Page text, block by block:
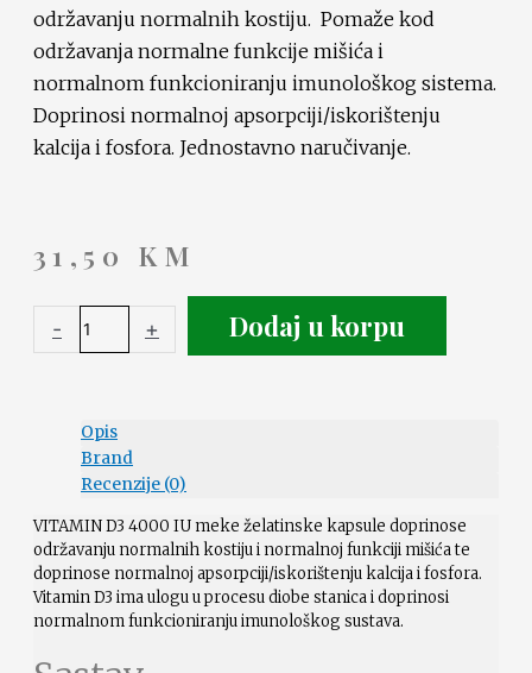
održavanju normalnih kostiju. Pomaže kod
održavanja normalne funkcije mišića i
normalnom funkcioniranju imunološkog sistema.
Doprinosi normalnoj apsorpciji/iskorištenju
kalcija i fosfora. Jednostavno naručivanje.
31,50 KM
- + Dodaj u korpu
Opis
Brand
Recenzije (0)
VITAMIN D3 4000 IU meke želatinske kapsule doprinose
održavanju normalnih kostiju i normalnoj funkciji mišića te
doprinose normalnoj apsorpciji/iskorištenju kalcija i fosfora.
Vitamin D3 ima ulogu u procesu diobe stanica i doprinosi
normalnom funkcioniranju imunološkog sustava.